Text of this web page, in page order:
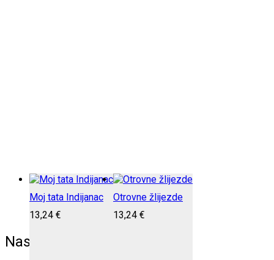
Moj tata Indijanac
13,24 €
Otrovne žlijezde
13,24 €
Naslovi